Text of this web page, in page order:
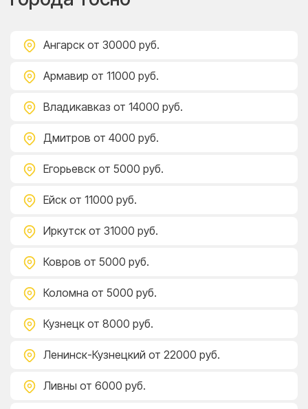
Ангарск от 30000 руб.
Армавир от 11000 руб.
Владикавказ от 14000 руб.
Дмитров от 4000 руб.
Егорьевск от 5000 руб.
Ейск от 11000 руб.
Иркутск от 31000 руб.
Ковров от 5000 руб.
Коломна от 5000 руб.
Кузнецк от 8000 руб.
Ленинск-Кузнецкий от 22000 руб.
Ливны от 6000 руб.